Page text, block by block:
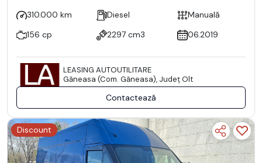
310.000 km Diesel
Manuală
156 cp
2297 cm3 06.2019
LEASING AUTOUTILITARE
Găneasa (Com. Găneasa), Județ Olt
Contactează
Discount